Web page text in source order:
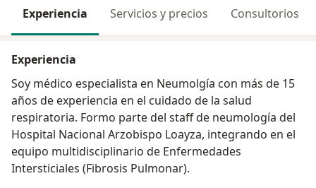
Experiencia Servicios y precios Consultorios
Experiencia
Soy médico especialista en Neumolgía con más de 15
años de experiencia en el cuidado de la salud
respiratoria. Formo parte del staff de neumología del
Hospital Nacional Arzobispo Loayza, integrando en el
equipo multidisciplinario de Enfermedades
Intersticiales (Fibrosis Pulmonar).